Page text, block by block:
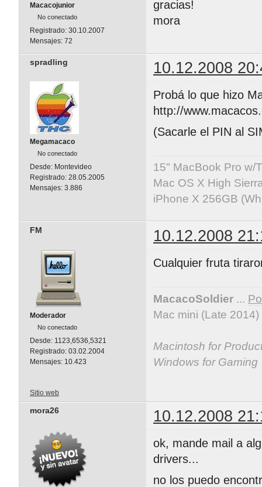
Macacojunior
No conectado
Registrado: 30.10.2007
Mensajes: 72
gracias!
mora
spradling 10.12.2008
Megamacaco
No conectado
Desde: Montevideo
Registrado: 28.05.2005
Mensajes: 3.886
Probá lo que hizo
http://
(Sacarle el PIN al
15" MacBook Pro w/
Mac OS X High
iPhone X 256GB
FM 10.12.2008
Moderador
No conectado
Desde: 1123,6536,5321
Registrado: 03.02.2004
Mensajes: 10.423
Cualquier fruta
MacacoSoldier ...
Mac mini (Late
Macintosh for
Windows for Gaming
Sitio web
mora26 10.12.2008
ok, mande mail a
drivers...
no los puedo